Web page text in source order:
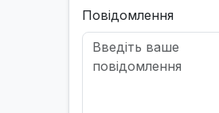
Повідомлення